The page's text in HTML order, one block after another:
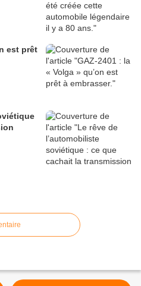
est prêt